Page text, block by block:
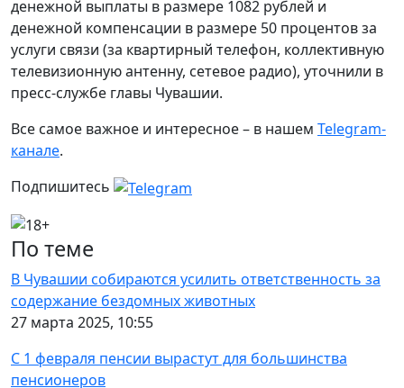
денежной выплаты в размере 1082 рублей и
денежной компенсации в размере 50 процентов за
услуги связи (за квартирный телефон, коллективную
телевизионную антенну, сетевое радио), уточнили в
пресс-службе главы Чувашии.
Все самое важное и интересное – в нашем Telegram-
канале.
Подпишитесь
По теме
В Чувашии собираются усилить ответственность за
содержание бездомных животных
27 марта 2025, 10:55
С 1 февраля пенсии вырастут для большинства
пенсионеров